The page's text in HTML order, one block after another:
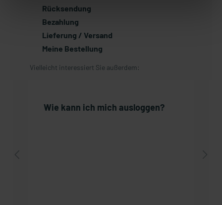
Rücksendung
Bezahlung
Lieferung / Versand
Meine Bestellung
Vielleicht interessiert Sie außerdem:
Wie kann ich mich ausloggen?